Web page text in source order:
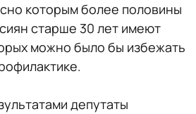
которым более половины
старше 30 лет имеют
можно было бы избежать
депутаты